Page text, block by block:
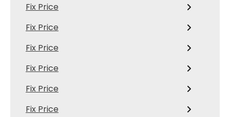
Fix Price
Fix Price
Fix Price
Fix Price
Fix Price
Fix Price